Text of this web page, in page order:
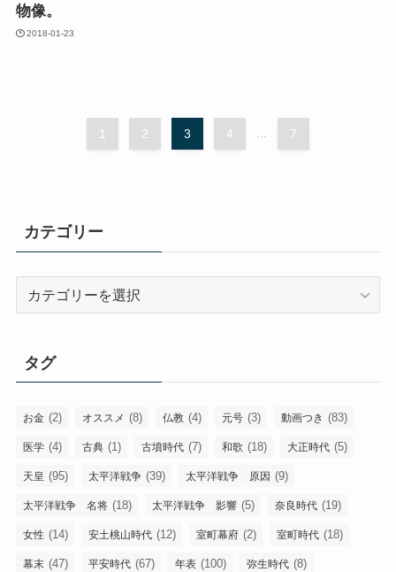
物像。
2018-01-23
1 2 3 4 ... 7
カテゴリー
ー
タグ
お金 (2) オススメ (8) 仏教 (4) 元号 (3) 動画つき (83)
医学 (4) 古典 (1) 古墳時代 (7) 和歌 (18) 大正時代 (5)
天皇 (95) 太平洋戦争 (39) 太平洋戦争 原因 (9)
太平洋戦争 名将 (18) 太平洋戦争 影響 (5) 奈良時代 (19)
女性 (14) 安土桃山時代 (12) 室町幕府 (2) 室町時代 (18)
幕末 (47) 平安時代 (67) 年表 (100) 弥生時代 (8)